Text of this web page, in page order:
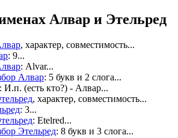
Алвар и Этельред
, характер, совместимость...
: 9...
: Alvar...
Алвар: 5 букв и 2 слога...
: И.п. (есть кто?) - Алвар...
, характер, совместимость...
: 3...
: Etelred...
Этельред: 8 букв и 3 слога...